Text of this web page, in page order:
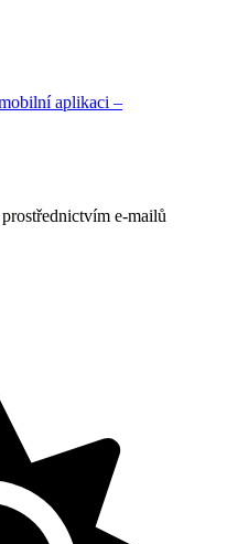
aplikaci –
prostřednictvím e-mailů